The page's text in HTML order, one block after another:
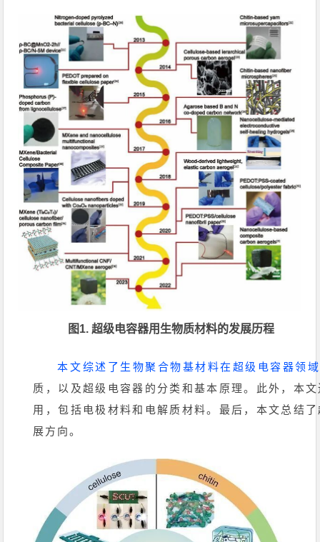
图1. 超级电容器用生物质材料的发展历程
本文综述了生物聚合物基材料在超级电容器领
质，以及超级电容器的分类和基本原理。此外，本
用，包括电极材料和电解质材料。最后，本文总结
展方向。